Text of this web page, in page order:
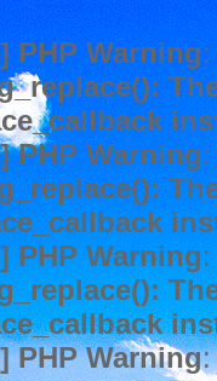
PHP Warning
PHP Warning
PHP Warning
PHP Warning: